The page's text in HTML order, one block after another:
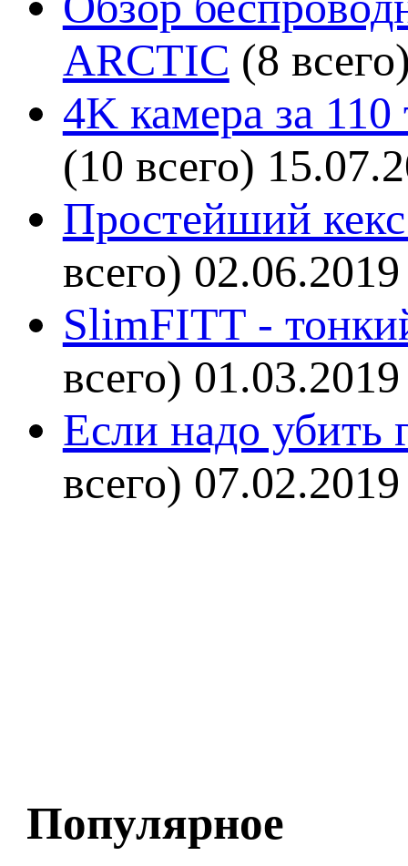
ARCTIC (8
4K камера за
(10 всего)
Простейший кекс
всего) 02.06.2019
SlimFITT -
всего) 01.03.2019
Если надо убить
всего) 07.02.2019
Популярное